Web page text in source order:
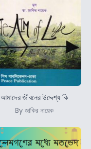
আমাদের জীবনের উদ্দেশ্য কি
By জাকির নায়েক